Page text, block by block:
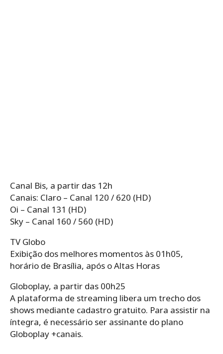
Canal Bis, a partir das 12h
Canais: Claro – Canal 120 / 620 (HD)
Oi – Canal 131 (HD)
Sky – Canal 160 / 560 (HD)
TV Globo
Exibição dos melhores momentos às 01h05,
horário de Brasília, após o Altas Horas
Globoplay, a partir das 00h25
A plataforma de streaming libera um trecho dos
shows mediante cadastro gratuito. Para assistir na
íntegra, é necessário ser assinante do plano
Globoplay +canais.